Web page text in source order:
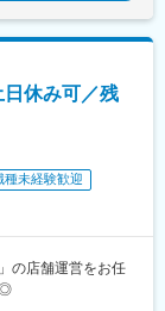
休み可／残
種未経験歓迎
の店舗運営をお任
◎